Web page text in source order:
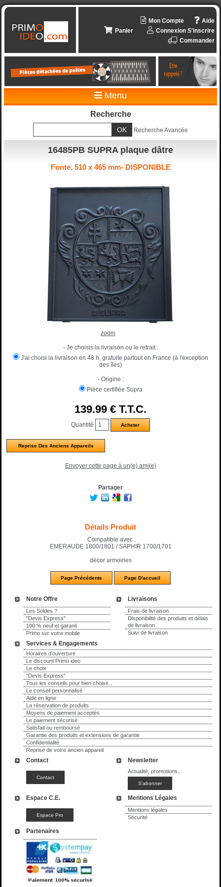
Aide
Mon Compte
Connexion S'inscrire
Panier
Commander
Menu
Notre Offre
Les Soldes ?
"Devis Express"
100 % neuf et garanti
Primo sur votre mobile
Livraisons
Frais de livraison
Disponibilité des produits et délais
de livraison
Suivi de livraison
Services & Engagements
Horaires d'ouverture
Le discount Primo ideo
Le choix
"Devis Express"
Tous les conseils pour bien choisir...
Le conseil personnalisé
Aide en ligne
La réservation de produits
Moyens de paiement acceptés
Le paiement sécurisé
Satisfait ou remboursé
Garantie des produits et extensions de garantie
Confidentialité
Reprise de votre ancien appareil
Recherche
Recherche Avancée
Contact Newsletter
Actualité, promotions...
Espace C.E. Mentions Légales
Mentions légales
Sécurité
Partenaires
16485PB SUPRA plaque dâtre
Fonte, 510 x 465 mm- DISPONIBLE
zoom
- Je choisis la livraison ou le retrait :
J'ai choisi la livraison en 48 h, gratuite partout en France (à l'exception
des îles)
- Origine :
Pièce certifiée Supra
139.99 € T.T.C.
Quantité
Reprise Des Anciens Appareils
Envoyer cette page à un(e) ami(e)
Partager
Détails Produit
Compatible avec :
EMERAUDE 1800/1801 / SAPHIR 1700/1701
décor armoiries